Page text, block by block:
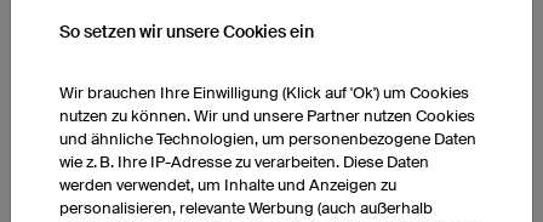
uns ist jede Bestellmenge möglich. Ihre
vereinbarten Termin.
... weiter zu Eins oder Zehntausend
Alles inklusive
So setzen wir unsere Cookies ein
Wir brauchen Ihre Einwilligung (Klick auf 'Ok') um Cookies
nutzen zu können. Wir und unsere Partner nutzen Cookies
und ähnliche Technologien, um personenbezogene Daten
wie z. B. Ihre IP-Adresse zu verarbeiten. Diese Daten
werden verwendet, um Inhalte und Anzeigen zu
personalisieren, relevante Werbung (auch außerhalb